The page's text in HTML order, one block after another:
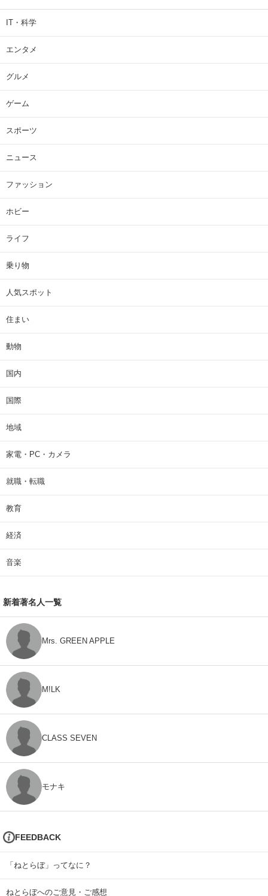
IT・科学
エンタメ
グルメ
ゲーム
スポーツ
ニュース
ファッション
ホビー
ライフ
乗り物
人気スポット
住まい
動物
国内
国際
地域
家電・PC・カメラ
就職・転職
教育
経済
音楽
新着著名人一覧
Mrs. GREEN APPLE
M!LK
CLASS SEVEN
モナキ
FEEDBACK
「ねとらぼ」ってなに？
ねとらぼへのご意見・ご感想